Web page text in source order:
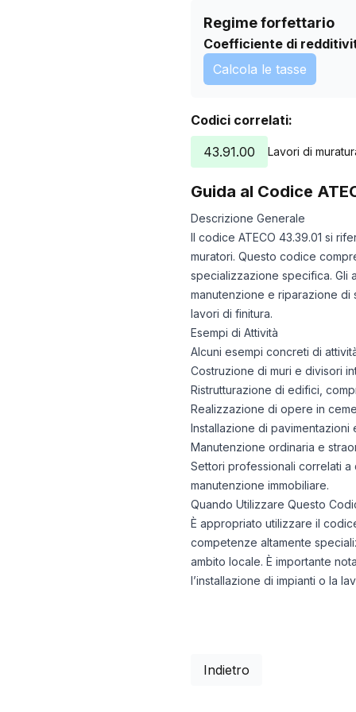
Regime forfettario
Coefficiente di
Calcola le tasse
Codici correlati:
43.91.00
Lavori di
Guida al Codice
Descrizione Generale
Il codice ATECO 43.39.01 si
muratori. Questo codice
specializzazione specifica. Gli
manutenzione e riparazione di
lavori di finitura.
Esempi di Attività
Alcuni esempi concreti di
Costruzione di muri e divisori
Ristrutturazione di edifici,
Realizzazione di opere in
Installazione di
Manutenzione ordinaria e
Settori professionali correlati
manutenzione immobiliare.
Quando Utilizzare Questo
È appropriato utilizzare il
competenze altamente
ambito locale. È importante
l’installazione di impianti o la
Indietro